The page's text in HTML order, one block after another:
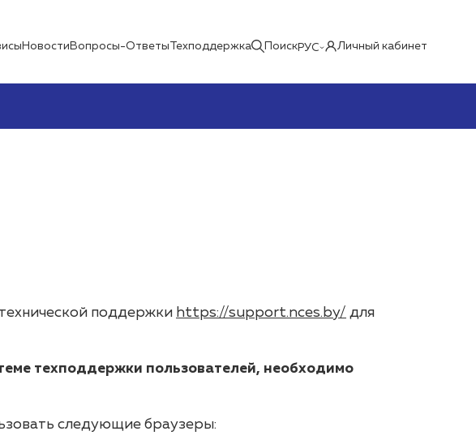
Новости Вопросы-Ответы Техподдержка ПоискРУС Личный кабинет
поддержки https://support.nces.by/ для
техподдержки пользователей, необходимо
следующие браузеры: